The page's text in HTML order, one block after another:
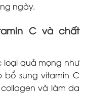
ngày.
C và chất
loại quả mọng như
sung vitamin C
và làm da